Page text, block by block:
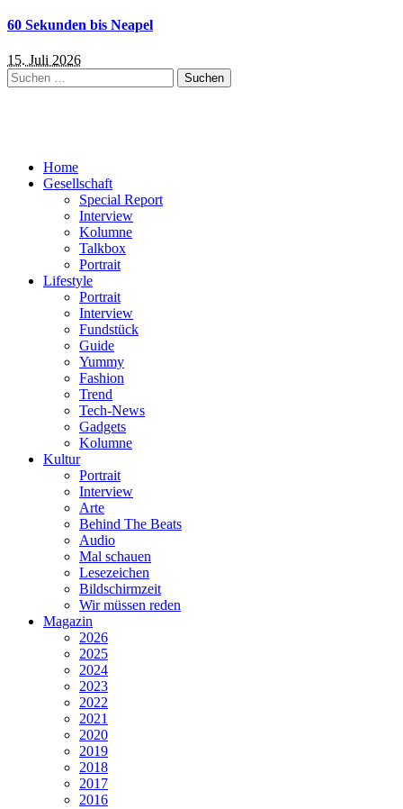
60 Sekunden bis Neapel
15. Juli 2026
Suchen
nach:
Home
Gesellschaft
Special Report
Interview
Kolumne
Talkbox
Portrait
Lifestyle
Portrait
Interview
Fundstück
Guide
Yummy
Fashion
Trend
Tech-News
Gadgets
Kolumne
Kultur
Portrait
Interview
Arte
Behind The Beats
Audio
Mal schauen
Lesezeichen
Bildschirmzeit
Wir müssen reden
Magazin
2026
2025
2024
2023
2022
2021
2020
2019
2018
2017
2016